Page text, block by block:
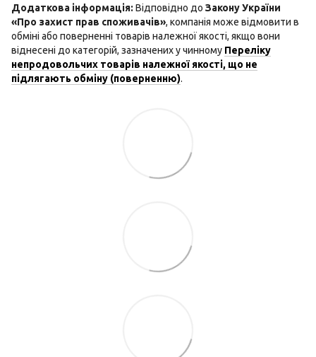
Додаткова інформація: Відповідно до Закону України
«Про захист прав споживачів», компанія може відмовити в
обміні або поверненні товарів належної якості, якщо вони
віднесені до категорій, зазначених у чинному Переліку
непродовольчих товарів належної якості, що не
підлягають обміну (поверненню).